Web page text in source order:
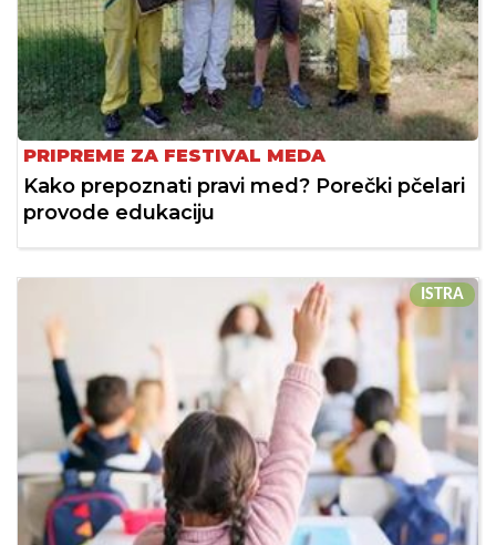
PRIPREME ZA FESTIVAL MEDA
Kako prepoznati pravi med? Porečki pčelari
provode edukaciju
ISTRA